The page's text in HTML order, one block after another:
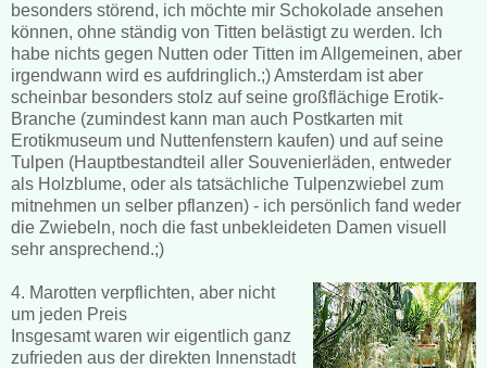
besonders störend, ich möchte mir Schokolade ansehen
können, ohne ständig von Titten belästigt zu werden. Ich
habe nichts gegen Nutten oder Titten im Allgemeinen, aber
irgendwann wird es aufdringlich.;) Amsterdam ist aber
scheinbar besonders stolz auf seine großflächige Erotik-
Branche (zumindest kann man auch Postkarten mit
Erotikmuseum und Nuttenfenstern kaufen) und auf seine
Tulpen (Hauptbestandteil aller Souvenierläden, entweder
als Holzblume, oder als tatsächliche Tulpenzwiebel zum
mitnehmen un selber pflanzen) - ich persönlich fand weder
die Zwiebeln, noch die fast unbekleideten Damen visuell
sehr ansprechend.;)
4. Marotten verpflichten, aber nicht
um jeden Preis
Insgesamt waren wir eigentlich ganz
zufrieden aus der direkten Innenstadt